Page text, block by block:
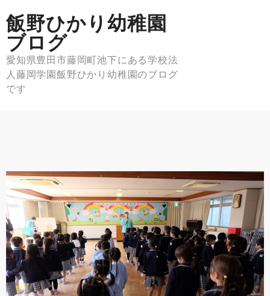
to
content
飯野ひかり幼稚園
ブログ
愛知県豊田市藤岡町池下にある学校法
人藤岡学園飯野ひかり幼稚園のブログ
です